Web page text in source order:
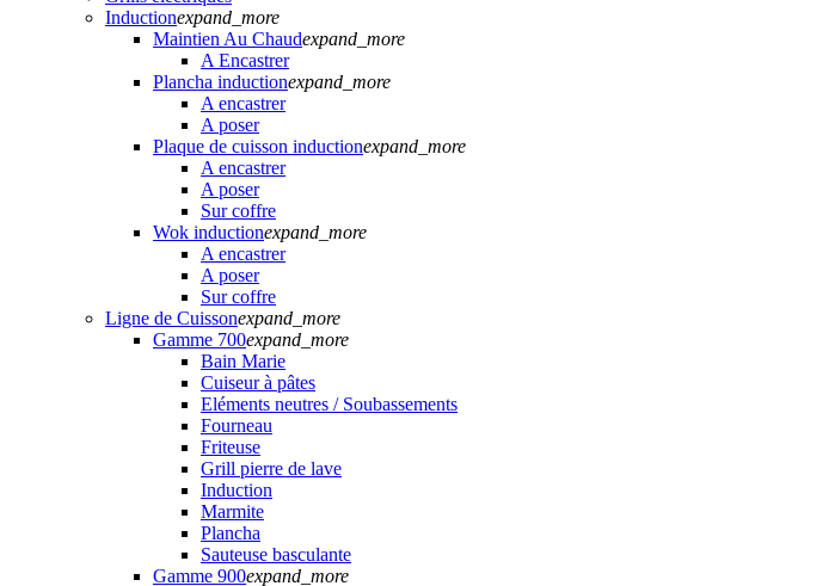
Inductionexpand_more
Maintien Au Chaudexpand_more
A Encastrer
Plancha inductionexpand_more
A encastrer
A poser
Plaque de cuisson inductionexpand_more
A encastrer
A poser
Sur coffre
Wok inductionexpand_more
A encastrer
A poser
Sur coffre
Ligne de Cuissonexpand_more
Gamme 700expand_more
Bain Marie
Cuiseur à pâtes
Eléments neutres / Soubassements
Fourneau
Friteuse
Grill pierre de lave
Induction
Marmite
Plancha
Sauteuse basculante
Gamme 900expand_more